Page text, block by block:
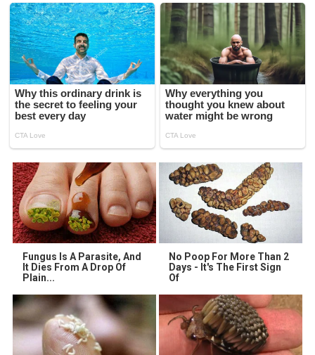
Fungus Is A Parasite, And
It Dies From A Drop Of
Plain...
No Poop For More Than 2
Days - It's The First Sign
Of